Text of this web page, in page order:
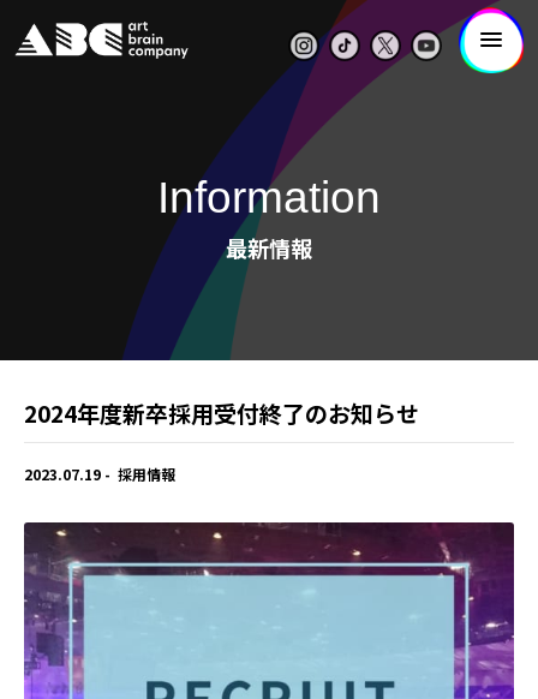
Information
最新情報
2024年度新卒採用受付終了のお知らせ
2023.07.19 採用情報